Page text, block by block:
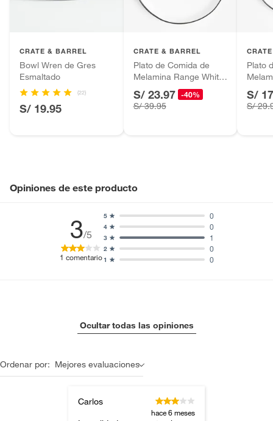
CRATE & BARREL
Bowl Wren de Gres
Esmaltado
(22)
S/ 19.95
CRATE & BARREL
Plato de Comida de
Melamina Range White
(por Leanne Ford)
S/ 23.97 -40%
S/ 39.95
Plato
(por
S/
S/
Opiniones de este producto
3/5
1 comentario1 0
2 0
3 1
4 0
5 0
Ocultar todas las opiniones
Ordenar por: Mejores evaluaciones
Carlos
hace 6 meses